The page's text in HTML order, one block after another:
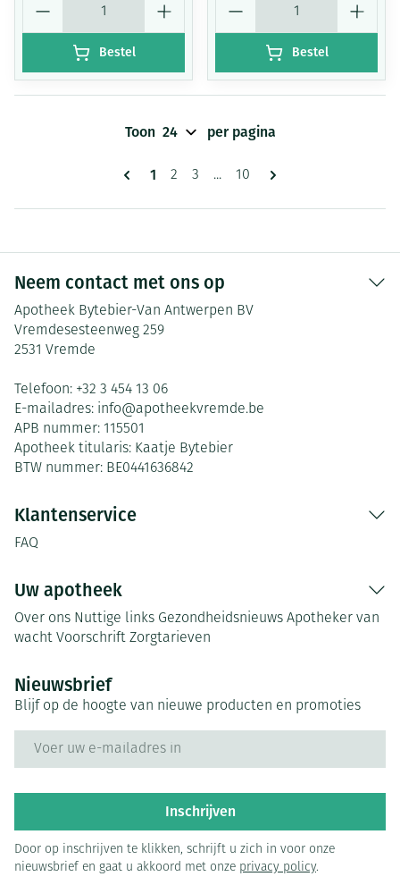
Bestel Bestel
Pagina's
U lees momenteel pagina
1 Pagina
2 Pagina
3 ... Pagina
10
Toon per pagina
Neem contact met ons op
Apotheek Bytebier-Van Antwerpen BV
Vremdesesteenweg 259
2531 Vremde
Telefoon: +32 3 454 13 06
E-mailadres: info@apotheekvremde.be
APB nummer: 115501
Apotheek titularis: Kaatje Bytebier
BTW nummer: BE0441636842
Klantenservice
FAQ
Uw apotheek
Over ons Nuttige links Gezondheidsnieuws Apotheker van
wacht Voorschrift Zorgtarieven
Nieuwsbrief
Blijf op de hoogte van nieuwe producten en promoties
Inschrijven
Door op inschrijven te klikken, schrijft u zich in voor onze
nieuwsbrief en gaat u akkoord met onze privacy policy.